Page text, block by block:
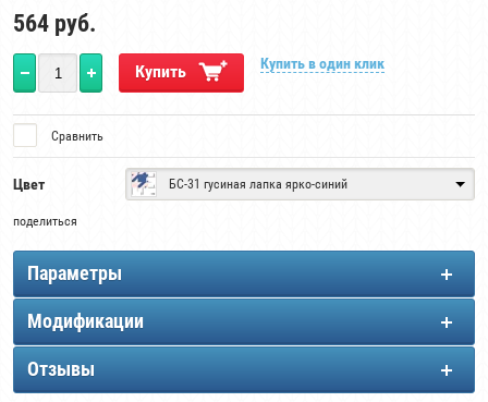
564 руб.
Купить Купить в один клик
Сравнить
Цвет БС-31 гусиная лапка ярко-синий
поделиться
Параметры
Модификации
Отзывы